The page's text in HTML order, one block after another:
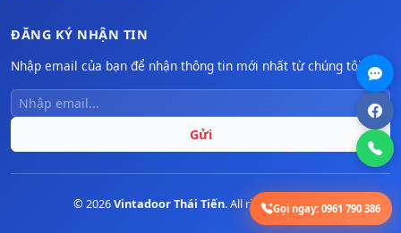
ĐĂNG KÝ NHẬN TIN
Nhập email của bạn để nhận thông tin mới nhất từ chúng tôi.
Gửi
© 2026Vintadoor Thái Tiến. All rights reserved.
Gọi ngay:0961 790 386